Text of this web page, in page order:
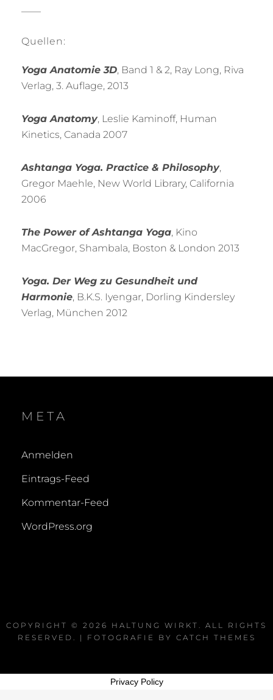
Quellen:
Yoga Anatomie 3D, Band 1 & 2, Ray Long, Riva
Verlag, 3. Auflage, 2013
Yoga Anatomy, Leslie Kaminoff, Human
Kinetics, Canada 2007
Ashtanga Yoga. Practice & Philosophy,
Gregor Maehle, New World Library, California
2006
The Power of Ashtanga Yoga, Kino
MacGregor, Shambala, Boston & London 2013
Yoga. Der Weg zu Gesundheit und
Harmonie, B.K.S. Iyengar, Dorling Kindersley
Verlag, München 2012
META
Anmelden
Eintrags-Feed
Kommentar-Feed
WordPress.org
COPYRIGHT © 2026 HALTUNG WIRKT
. ALL RIGHTS
RESERVED. | FOTOGRAFIE BY CATCH THEMES
Privacy Policy